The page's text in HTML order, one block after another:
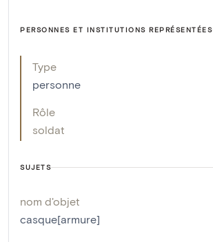
PERSONNES ET INSTITUTIONS REPRÉSENTÉES
Type
personne
Rôle
soldat
SUJETS
nom d'objet
casque[armure]